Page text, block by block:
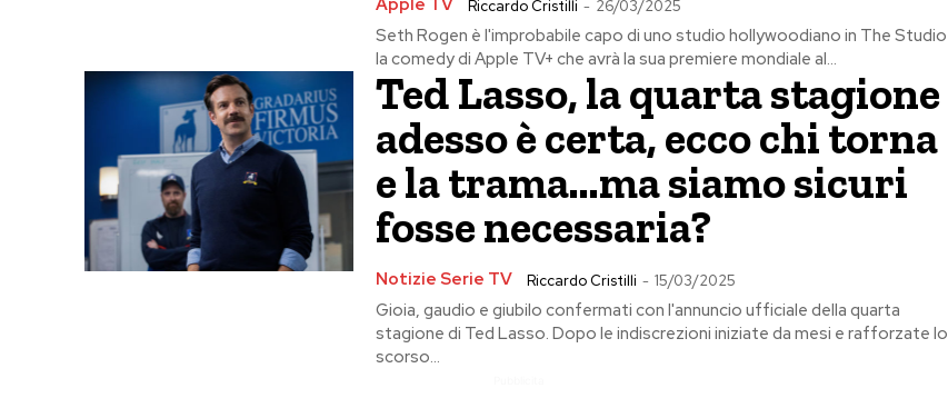
Apple TV Riccardo Cristilli - 26/03/2025
Seth Rogen è l'improbabile capo di uno studio hollywoodiano in The Studio
la comedy di Apple TV+ che avrà la sua premiere mondiale al...
Ted Lasso, la quarta stagione
adesso è certa, ecco chi torna
e la trama…ma siamo sicuri
fosse necessaria?
Notizie Serie TV Riccardo Cristilli - 15/03/2025
Gioia, gaudio e giubilo confermati con l'annuncio ufficiale della quarta
stagione di Ted Lasso. Dopo le indiscrezioni iniziate da mesi e rafforzate lo
scorso...